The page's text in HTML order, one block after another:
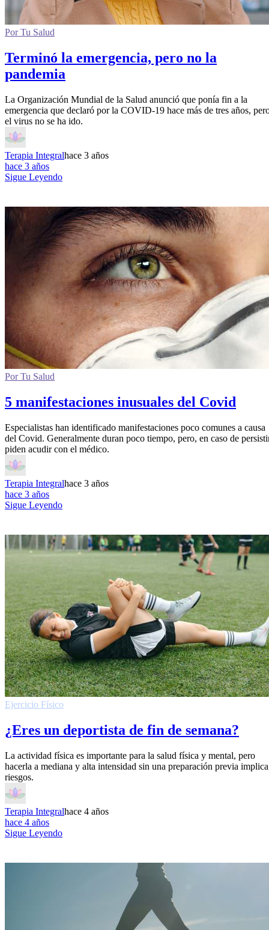
Por Tu Salud
Terminó la emergencia, pero no la
pandemia
La Organización Mundial de la Salud anunció que ponía fin a la
emergencia que declaró por la COVID-19 hace más de tres años,
el virus no se ha ido.
Terapia Integralhace 3 años
hace 3 años
Sigue Leyendo
Por Tu Salud
5 manifestaciones inusuales del Covid
Especialistas han identificado manifestaciones poco comunes a causa
del Covid. Generalmente duran poco tiempo, pero, en caso de
piden acudir con el médico.
Terapia Integralhace 3 años
hace 3 años
Sigue Leyendo
Ejercicio Fí­sico
¿Eres un deportista de fin de semana?
La actividad física es importante para la salud física y mental, pero
hacerla a mediana y alta intensidad sin una preparación previa implica
riesgos.
Terapia Integralhace 4 años
hace 4 años
Sigue Leyendo